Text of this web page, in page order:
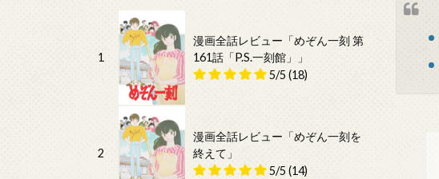
1
漫画全話レビュー「めぞん一刻 第
161話「P.S.一刻館」」
5/5 (18)
2
漫画全話レビュー「めぞん一刻を
終えて」
5/5 (14)